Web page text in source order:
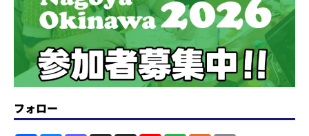
フォロー